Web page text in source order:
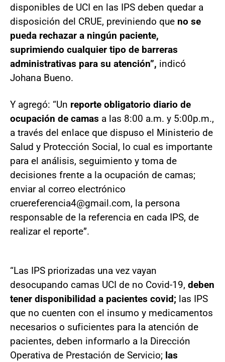
disponibles de UCI en las IPS deben quedar a
disposición del CRUE, previniendo que no se
pueda rechazar a ningún paciente,
suprimiendo cualquier tipo de barreras
administrativas para su atención”, indicó
Johana Bueno.
Y agregó: “Un reporte obligatorio diario de
ocupación de camas a las 8:00 a.m. y 5:00p.m.,
a través del enlace que dispuso el Ministerio de
Salud y Protección Social, lo cual es importante
para el análisis, seguimiento y toma de
decisiones frente a la ocupación de camas;
enviar al correo electrónico
cruereferencia4@gmail.com, la persona
responsable de la referencia en cada IPS, de
realizar el reporte”.
“Las IPS priorizadas una vez vayan
desocupando camas UCI de no Covid-19, deben
tener disponibilidad a pacientes covid; las IPS
que no cuenten con el insumo y medicamentos
necesarios o suficientes para la atención de
pacientes, deben informarlo a la Dirección
Operativa de Prestación de Servicio; las